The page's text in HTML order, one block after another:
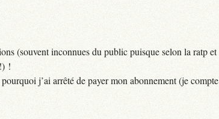
(souvent inconnues du public puisque selon la ratp et
!
j’ai arrêté de payer mon abonnement (je compte